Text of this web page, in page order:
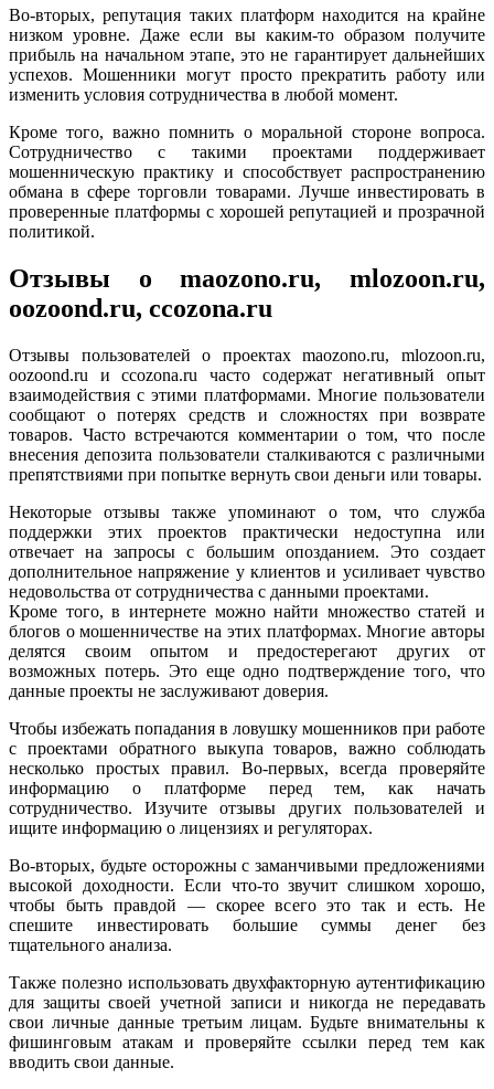
Во-вторых, репутация таких платформ находится на крайне
низком уровне. Даже если вы каким-то образом получите
прибыль на начальном этапе, это не гарантирует дальнейших
успехов. Мошенники могут просто прекратить работу или
изменить условия сотрудничества в любой момент.
Кроме того, важно помнить о моральной стороне вопроса.
Сотрудничество с такими проектами поддерживает
мошенническую практику и способствует распространению
обмана в сфере торговли товарами. Лучше инвестировать в
проверенные платформы с хорошей репутацией и прозрачной
политикой.
Отзывы о maozono.ru, mlozoon.ru,
oozoond.ru, ccozona.ru
Отзывы пользователей о проектах maozono.ru, mlozoon.ru,
oozoond.ru и ccozona.ru часто содержат негативный опыт
взаимодействия с этими платформами. Многие пользователи
сообщают о потерях средств и сложностях при возврате
товаров. Часто встречаются комментарии о том, что после
внесения депозита пользователи сталкиваются с различными
препятствиями при попытке вернуть свои деньги или товары.
Некоторые отзывы также упоминают о том, что служба
поддержки этих проектов практически недоступна или
отвечает на запросы с большим опозданием. Это создает
дополнительное напряжение у клиентов и усиливает чувство
недовольства от сотрудничества с данными проектами.
Кроме того, в интернете можно найти множество статей и
блогов о мошенничестве на этих платформах. Многие авторы
делятся своим опытом и предостерегают других от
возможных потерь. Это еще одно подтверждение того, что
данные проекты не заслуживают доверия.
Чтобы избежать попадания в ловушку мошенников при работе
с проектами обратного выкупа товаров, важно соблюдать
несколько простых правил. Во-первых, всегда проверяйте
информацию о платформе перед тем, как начать
сотрудничество. Изучите отзывы других пользователей и
ищите информацию о лицензиях и регуляторах.
Во-вторых, будьте осторожны с заманчивыми предложениями
высокой доходности. Если что-то звучит слишком хорошо,
чтобы быть правдой — скорее всего это так и есть. Не
спешите инвестировать большие суммы денег без
тщательного анализа.
Также полезно использовать двухфакторную аутентификацию
для защиты своей учетной записи и никогда не передавать
свои личные данные третьим лицам. Будьте внимательны к
фишинговым атакам и проверяйте ссылки перед тем как
вводить свои данные.